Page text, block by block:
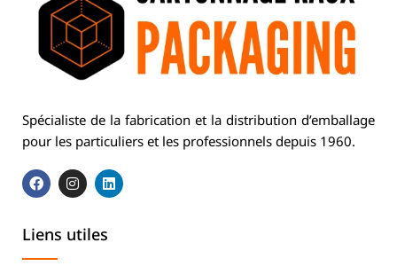
Spécialiste de la fabrication et la distribution d’emballage
pour les particuliers et les professionnels depuis 1960.
Liens utiles